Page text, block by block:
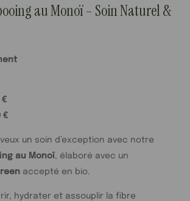
au Monoï – Soin Naturel &
€
€
un soin d’exception avec notre
au Monoï, élaboré avec un
accepté en bio.
hydrater et assouplir la fibre